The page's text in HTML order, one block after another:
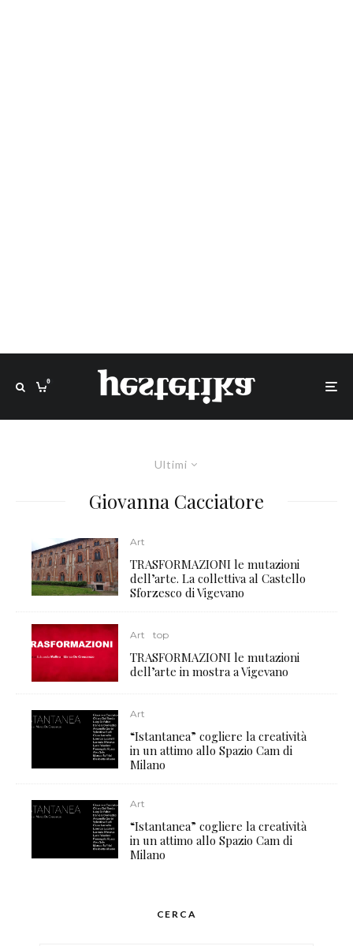
0
Ultimi
Giovanna Cacciatore
Art
TRASFORMAZIONI le mutazioni
dell’arte. La collettiva al Castello
Sforzesco di Vigevano
Art top
TRASFORMAZIONI le mutazioni
dell’arte in mostra a Vigevano
Art
“Istantanea” cogliere la creatività
in un attimo allo Spazio Cam di
Milano
Art
“Istantanea” cogliere la creatività
in un attimo allo Spazio Cam di
Milano
CERCA